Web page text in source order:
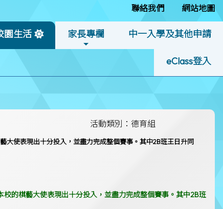
聯絡我們 網站地圖
園生活 家長專欄 中一入學及其他申請
eClass登入
活動類別：德育組
大使表現出十分投入，並盡力完成整個賽事。其中2B班王日升同
的棋藝大使表現出十分投入，並盡力完成整個賽事。其中2B班